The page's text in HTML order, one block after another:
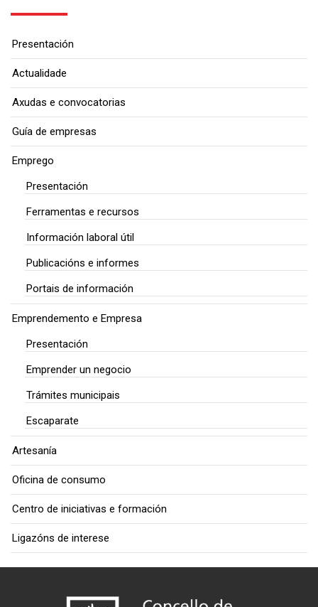
Presentación
Actualidade
Axudas e convocatorias
Guía de empresas
Emprego
Presentación
Ferramentas e recursos
Información laboral útil
Publicacións e informes
Portais de información
Emprendemento e Empresa
Presentación
Emprender un negocio
Trámites municipais
Escaparate
Artesanía
Oficina de consumo
Centro de iniciativas e formación
Ligazóns de interese